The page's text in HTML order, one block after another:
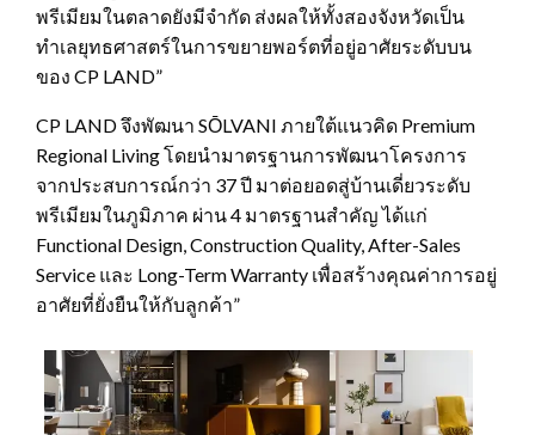
พรีเมียมในตลาดยังมีจำกัด ส่งผลให้ทั้งสองจังหวัดเป็น
ทำเลยุทธศาสตร์ในการขยายพอร์ตที่อยู่อาศัยระดับบน
ของ CP LAND”
CP LAND จึงพัฒนา SŌLVANI ภายใต้แนวคิด Premium
Regional Living โดยนำมาตรฐานการพัฒนาโครงการ
จากประสบการณ์กว่า 37 ปี มาต่อยอดสู่บ้านเดี่ยวระดับ
พรีเมียมในภูมิภาค ผ่าน 4 มาตรฐานสำคัญ ได้แก่
Functional Design, Construction Quality, After-Sales
Service และ Long-Term Warranty เพื่อสร้างคุณค่าการอยู่
อาศัยที่ยั่งยืนให้กับลูกค้า”